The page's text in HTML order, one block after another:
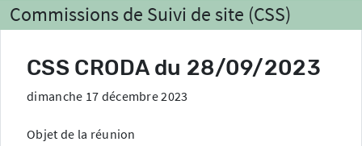
Commissions de Suivi de site (CSS)
CSS CRODA du 28/09/2023
dimanche 17 décembre 2023
Objet de la réunion